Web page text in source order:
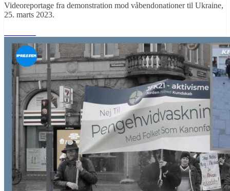
Videoreportage fra demonstration mod våbendonationer til Ukraine,
25. marts 2023.